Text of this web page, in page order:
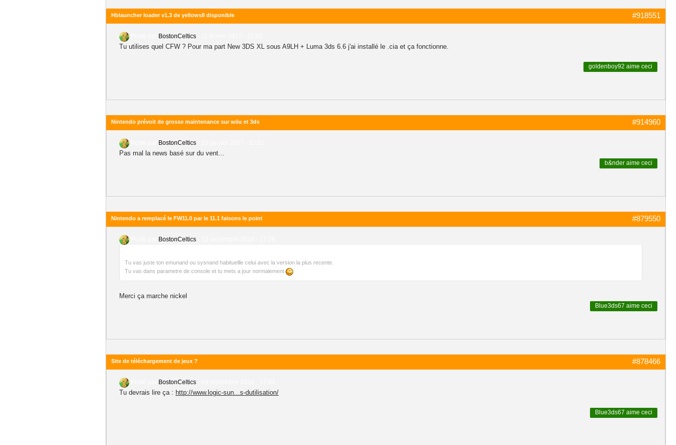
#918551
Hblauncher loader v1.3 de yellows8 disponible
BostonCeltics
Tu utilises quel CFW ? Pour ma part New 3DS XL sous A9LH + Luma 3ds 6.6 j'ai installé le .cia et ça fonctionne.
goldenboy92 aime ceci
#914960
Nintendo prévoit de grosse maintenance sur wiiu et 3ds
BostonCeltics
Pas mal la news basé sur du vent...
b&nder aime ceci
#879550
Nintendo a remplacé le FW11.0 par le 11.1 faisons le point
BostonCeltics
Tu vas juste ton emunand ou sysnand habituellle celui avec la version la plus recente.
Tu vas dans parametre de console et tu mets a jour normalement
Merci ça marche nickel
Blue3ds67 aime ceci
#878466
Site de téléchargement de jeux ?
BostonCeltics
Tu devrais lire ça : http://www.logic-sun...s-dutilisation/
Blue3ds67 aime ceci